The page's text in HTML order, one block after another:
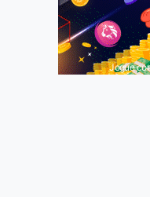
Jogue